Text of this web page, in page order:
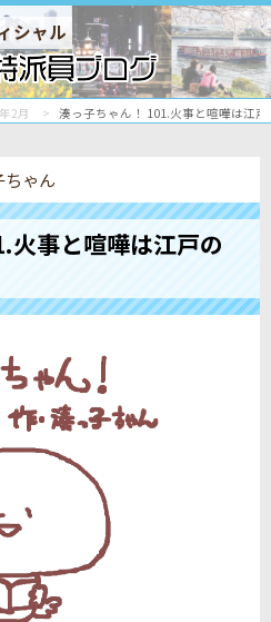
シャル
2月 湊っ子ちゃん！ 101.火事と喧嘩は江
ちゃん
火事と喧嘩は江戸の